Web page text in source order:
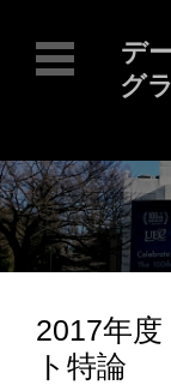
デ
グ
コンテンツに移動
2017年
ト特論